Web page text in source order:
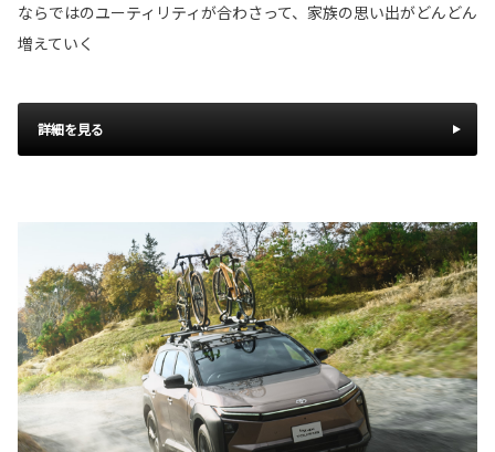
ならではのユーティリティが合わさって、家族の思い出がどんどん
増えていく
詳細を見る